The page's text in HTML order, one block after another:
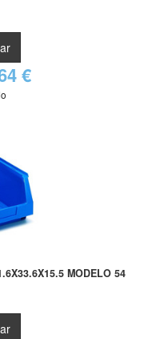
€
MODELO 54